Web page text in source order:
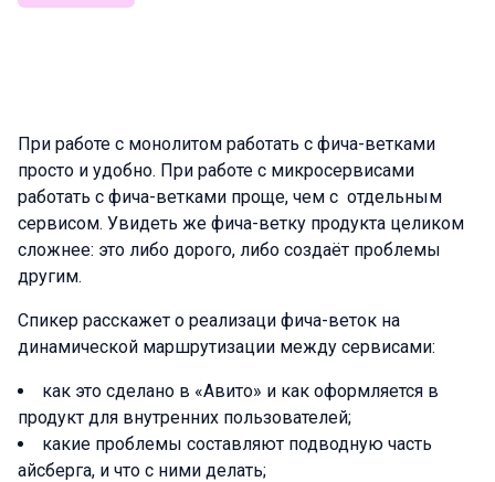
При работе с монолитом работать с фича-ветками
просто и удобно. При работе с микросервисами
работать с фича-ветками проще, чем с отдельным
сервисом. Увидеть же фича-ветку продукта целиком
сложнее: это либо дорого, либо создаёт проблемы
другим.
Спикер расскажет о реализаци фича-веток на
динамической маршрутизации между сервисами:
как это сделано в «Авито» и как оформляется в
продукт для внутренних пользователей;
какие проблемы составляют подводную часть
айсберга, и что с ними делать;